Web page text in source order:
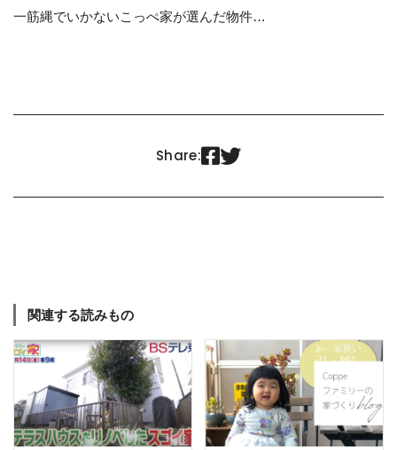
一筋縄でいかないこっぺ家が選んだ物件…
Share:  
関連する読みもの